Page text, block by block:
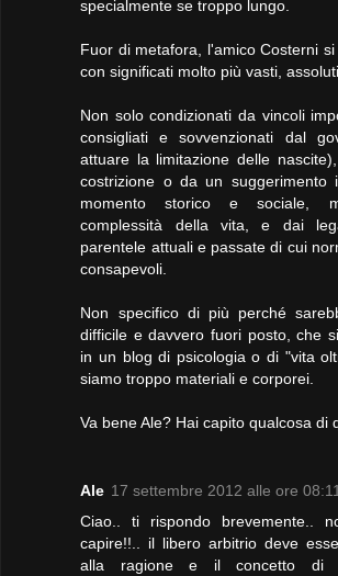
specialmente se troppo lungo.
Fuor di metafora, l'amico Costerni si
con significati molto più vasti, assoluti.
Non solo condizionati da vincoli
consigliati e sovvenzionati dal
attuare la limitazione delle
costrizione o da un suggerimento
momento storico e sociale,
complessità della vita, e dai
parentele attuali e passate di cui
consapevoli.
Non specifico di più perché
difficile e davvero fuori posto, che
in un blog di psicologia o di "vita
siamo troppo materiali e corporei.
Va bene Ale? Hai capito qualcosa di
Ale 17 settembre 2012 alle ore 08:11
Ciao.. ti rispondo brevemente..
capire!!.. il libero arbitrio deve
alla ragione e il concetto di